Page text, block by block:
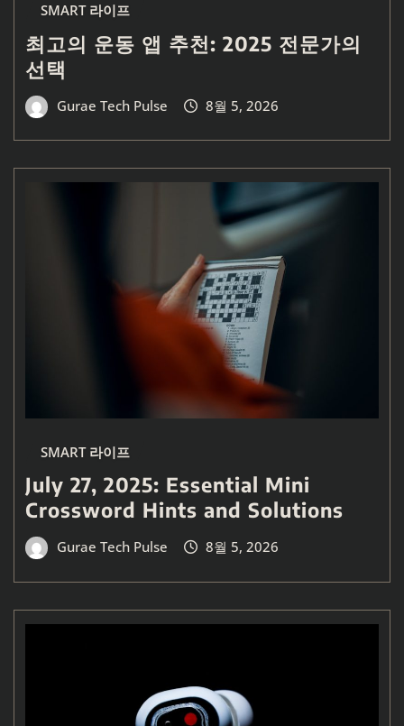
SMART 라이프
최고의 운동 앱 추천: 2025 전문가의
선택
Gurae Tech Pulse 8월 5, 2026
SMART 라이프
July 27, 2025: Essential Mini
Crossword Hints and Solutions
Gurae Tech Pulse 8월 5, 2026